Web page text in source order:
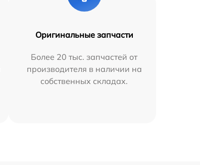
Оригинальные запчасти
Более 20 тыс. запчастей от
производителя в наличии на
собственных складах.